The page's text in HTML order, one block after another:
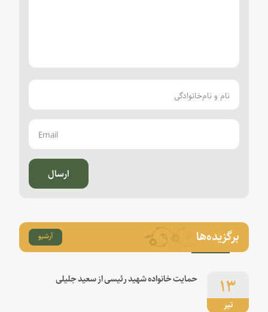
ارسال
برگزیده‌ها آرشیو
تیر
۱۳ حمایت خانواده شهید رئیسی از سعید جلیلی